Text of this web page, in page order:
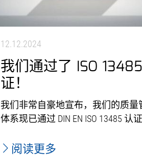
12.12.2024
我们通过了 ISO
证！
我们非常自豪地宣布，我们的质量
体系现已通过 DIN EN ISO 13485 认证
阅读更多